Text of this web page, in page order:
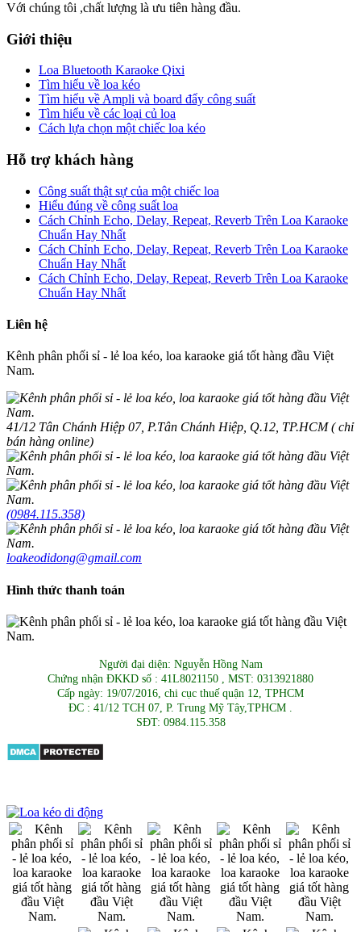
Với chúng tôi ,chất lượng là ưu tiên hàng đầu.
Giới thiệu
Loa Bluetooth Karaoke Qixi
Tìm hiểu về loa kéo
Tìm hiểu về Ampli và board đẩy công suất
Tìm hiểu về các loại củ loa
Cách lựa chọn một chiếc loa kéo
Hỗ trợ khách hàng
Công suất thật sự của một chiếc loa
Hiểu đúng về công suất loa
Cách Chỉnh Echo, Delay, Repeat, Reverb Trên Loa Karaoke
Chuẩn Hay Nhất
Cách Chỉnh Echo, Delay, Repeat, Reverb Trên Loa Karaoke
Chuẩn Hay Nhất
Cách Chỉnh Echo, Delay, Repeat, Reverb Trên Loa Karaoke
Chuẩn Hay Nhất
Liên hệ
Kênh phân phối sỉ - lẻ loa kéo, loa karaoke giá tốt hàng đầu Việt
Nam.
41/12 Tân Chánh Hiệp 07, P.Tân Chánh Hiệp, Q.12, TP.HCM ( chỉ
bán hàng online)
(0984.115.358)
loakeodidong@gmail.com
Hình thức thanh toán
Người đại diện: Nguyễn Hồng Nam
Chứng nhận ĐKKD số : 41L8021150 , MST: 0313921880
Cấp ngày: 19/07/2016, chi cục thuế quận 12, TPHCM
ĐC : 41/12 TCH 07, P. Trung Mỹ Tây,TPHCM .
SĐT: 0984.115.358